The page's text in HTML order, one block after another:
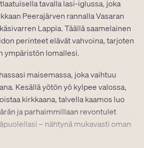
tavalla lasi-iglussa, joka
Peerajärven rannalla Vasaran
Lappia. Täällä saamelainen
perinteet elävät vahvoina, tarjoten
ympäristön lomallesi.
maisemassa, joka vaihtuu
Kesällä yötön yö kylpee valossa,
kirkkaana, talvella kaamos luo
ja parhaimmillaan revontulet
– nähtynä mukavasti oman